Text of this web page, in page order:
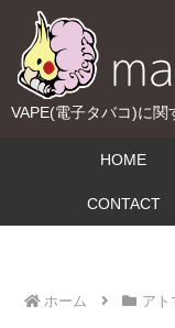
VAPE(電子タバコ)に関
HOME
CONTACT
ホーム アト